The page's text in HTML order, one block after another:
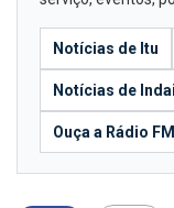
Notícias de Itu
Notícias de
Ouça a Rádio